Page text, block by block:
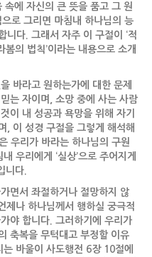
속에 자신의 큰 뜻을 품고 그 원
으로 그리면 마침내 하나님의 능
니다. 그래서 자주 이 구절이 ‘적
봄의 법칙’이라는 내용으로 소개
바라고 원하는가에 대한 문제
는 자이며, 소망 중에 사는 사람
이 내 성공과 욕망을 위해 자기
, 이 성경 구절을 그렇게 해석해
우리가 바라는 하나님의 구원
우리에게 ‘실상’으로 주어지게
니다.
면서 좌절하거나 절망하지 않
제나 하나님께서 행하실 궁극적
야 합니다. 그러하기에 우리가
축복을 무턱대고 부정할 이유
바울이 사도행전 6장 10절에